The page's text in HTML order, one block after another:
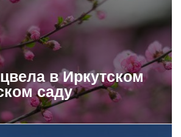
в Иркутском
саду